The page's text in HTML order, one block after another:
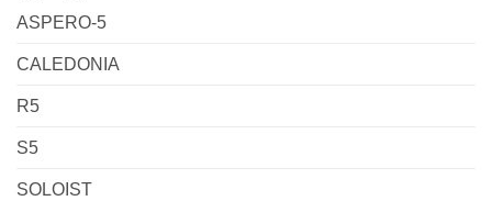
ASPERO-5
CALEDONIA
R5
S5
SOLOIST